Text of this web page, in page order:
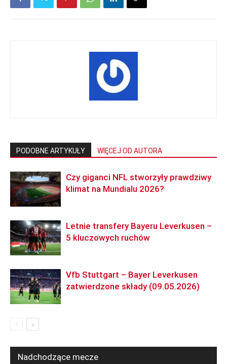
PODOBNE ARTYKUŁY WIĘCEJ OD AUTORA
Czy giganci NFL stworzyły prawdziwy
klimat na Mundialu 2026?
Letnie transfery Bayeru Leverkusen –
5 kluczowych ruchów
Vfb Stuttgart – Bayer Leverkusen
zatwierdzone składy (09.05.2026)
Nadchodzące mecze